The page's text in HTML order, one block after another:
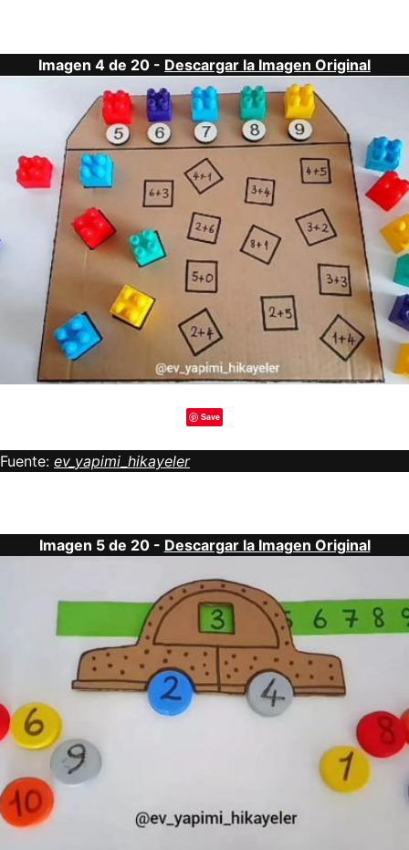
Imagen 4 de 20 - Descargar la Imagen Original
Save
Fuente: ev_yapimi_hikayeler
Imagen 5 de 20 - Descargar la Imagen Original